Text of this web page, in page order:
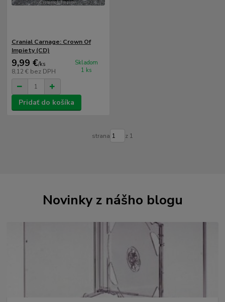
Cranial Carnage: Crown Of
Impiety (CD)
9,99 €/ks
8,12 € bez DPH
Skladom
1 ks
Pridať do košíka
strana z 1
Novinky z nášho blogu